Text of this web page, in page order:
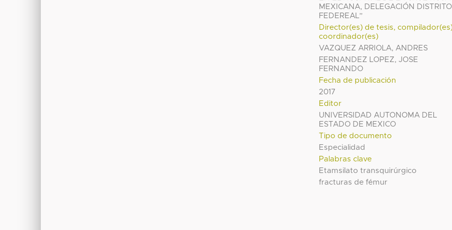
MEXICANA, DELEGACIÓN DISTRITO
FEDEREAL”
Director(es) de tesis,
coordinador(es)
VAZQUEZ ARRIOLA, ANDRES
FERNANDEZ LOPEZ, JOSE
FERNANDO
Fecha de publicación
2017
Editor
UNIVERSIDAD AUTONOMA DEL
ESTADO DE MEXICO
Tipo de documento
Especialidad
Palabras clave
Etamsilato transquirúrgico
fracturas de fémur